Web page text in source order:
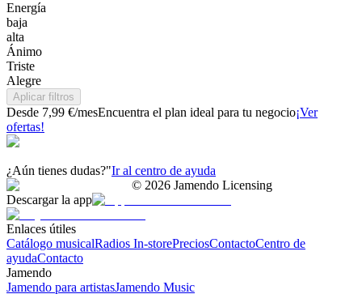
Energía
baja
alta
Ánimo
Triste
Alegre
Aplicar filtros
Desde 7,99 €/mesEncuentra el plan ideal para tu negocio¡Ver
ofertas!
¿Aún tienes dudas?"Ir al centro de ayuda
© 2026 Jamendo Licensing
Descargar la app
Enlaces útiles
Catálogo musicalRadios In-storePreciosContactoCentro de
ayudaContacto
Jamendo
Jamendo para artistasJamendo Music